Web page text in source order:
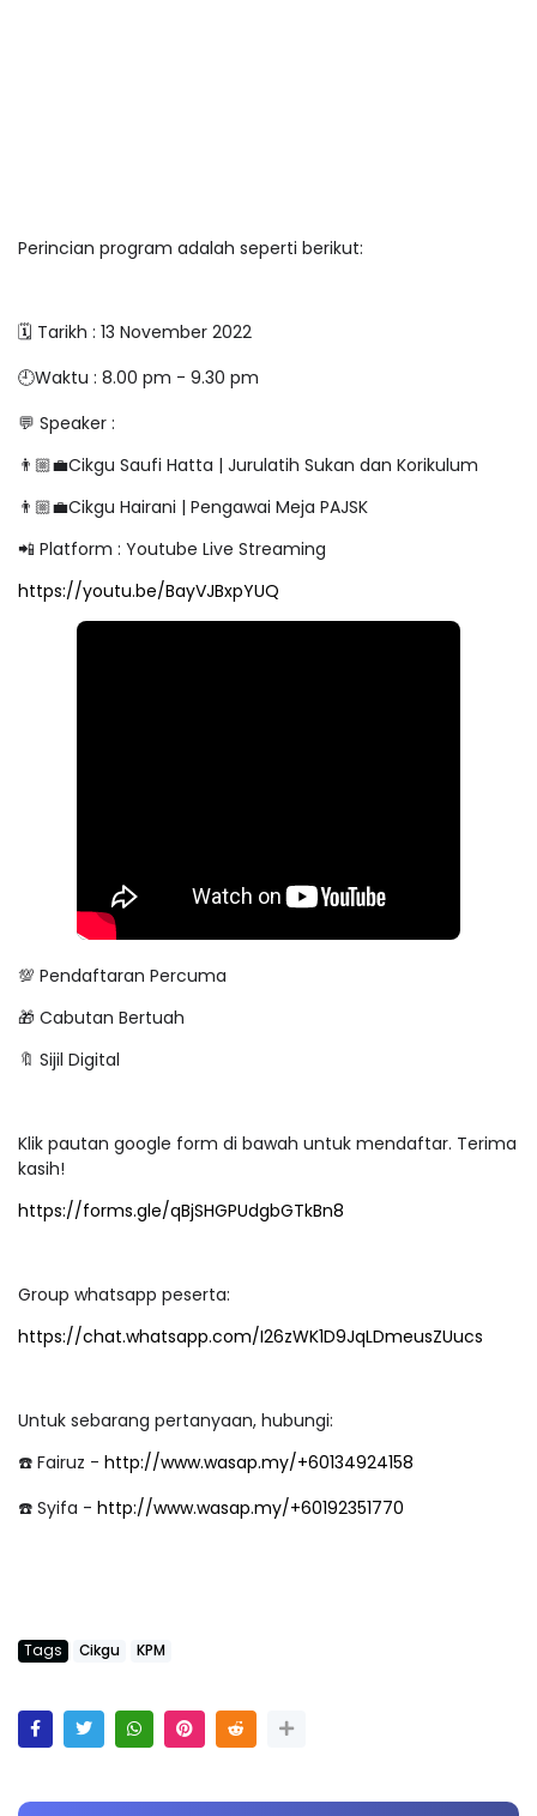
Perincian program adalah seperti berikut:
🗓 Tarikh : 13 November 2022
🕘Waktu : 8.00 pm - 9.30 pm
💬 Speaker :
👨🏼‍💼Cikgu Saufi Hatta | Jurulatih Sukan dan Korikulum
👨🏼‍💼Cikgu Hairani | Pengawai Meja PAJSK
📲 Platform : Youtube Live Streaming
https://youtu.be/BayVJBxpYUQ
💯 Pendaftaran Percuma
🎁 Cabutan Bertuah
🔖 Sijil Digital
Klik pautan google form di bawah untuk mendaftar. Terima
kasih!
https://forms.gle/qBjSHGPUdgbGTkBn8
Group whatsapp peserta:
https://chat.whatsapp.com/I26zWK1D9JqLDmeusZUucs
Untuk sebarang pertanyaan, hubungi:
☎️ Fairuz - http://www.wasap.my/+60134924158
☎️ Syifa - http://www.wasap.my/+60192351770
Tags Cikgu KPM